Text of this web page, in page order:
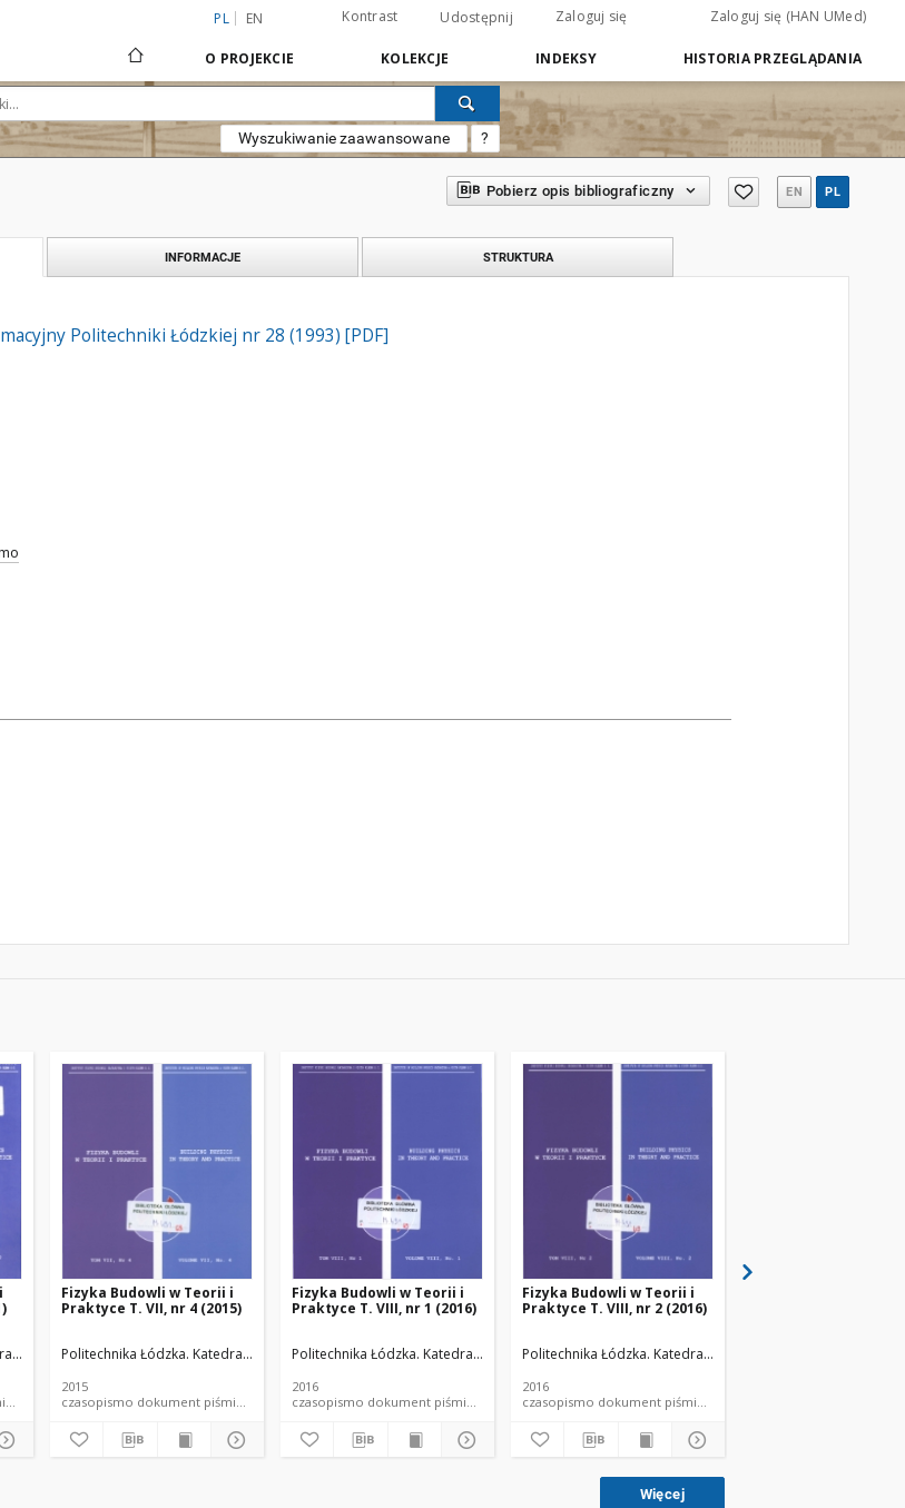
PL EN Kontrast Udostępnij Zaloguj się Zaloguj się (HAN UMed)
O PROJEKCIE KOLEKCJE INDEKSY HISTORIA PRZEGLĄDANIA
Wyszukiwanie zaawansowane ?
Pobierz opis bibliograficzny EN PL
INFORMACJE STRUKTURA
Politechniki Łódzkiej nr 28 (1993) [PDF]
Fizyki Budowli i Materiałów Budowlanych.
Fizyka Budowli w Teorii i
Praktyce T. VII, nr 4 (2015)
Politechnika Łódzka. Katedra Fizyki Budowli i Materiałów Budowlanych.
2015
czasopismo dokument piśmienniczy
Fizyka Budowli w Teorii i
Praktyce T. VIII, nr 1 (2016)
Politechnika Łódzka. Katedra Fizyki Budowli i Materiałów Budowlanych.
2016
czasopismo dokument piśmienniczy
Fizyka Budowli w Teorii i
Praktyce T. VIII, nr 2 (2016)
Politechnika Łódzka. Katedra Fizyki Budowli i Materiałów
2016
czasopismo dokument piśmienniczy
Więcej